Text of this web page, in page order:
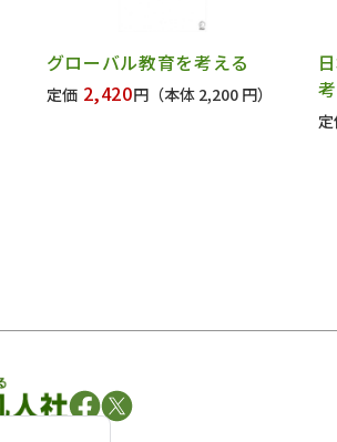
グローバル教育を考える
定価 2,420円 （本体 2,200 円）